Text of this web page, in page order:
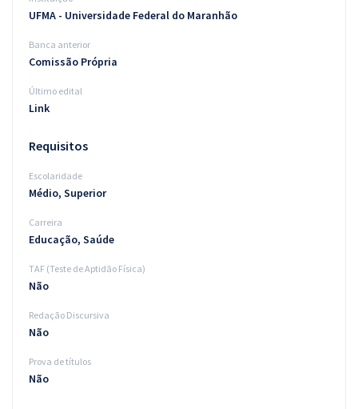
UFMA - Universidade Federal do Maranhão
Banca anterior
Comissão Própria
Último edital
Link
Requisitos
Escolaridade
Médio, Superior
Carreira
Educação, Saúde
TAF (Teste de Aptidão Física)
Não
Redação Discursiva
Não
Prova de títulos
Não